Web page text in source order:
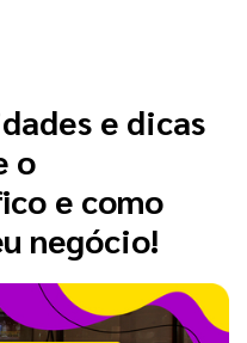
e dicas
o
e como
negócio!